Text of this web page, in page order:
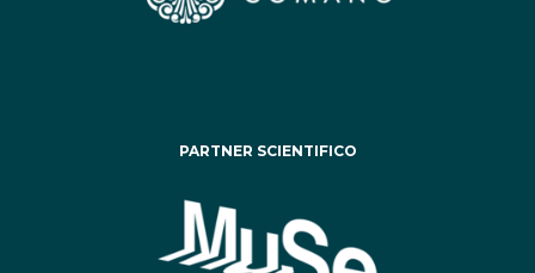
PARTNER SCIENTIFICO